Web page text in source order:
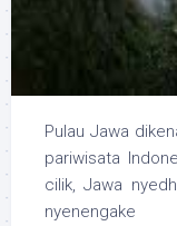
Pulau Jawa
pariwisata
cilik, Jawa